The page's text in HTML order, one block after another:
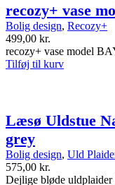
recozy+ vase
Bolig design, Recozy+
499,00 kr.
recozy+ vase model
Tilføj til kurv
Læsø Uldstue
grey
Bolig design, Uld
575,00 kr.
Dejlige bløde uldplaider